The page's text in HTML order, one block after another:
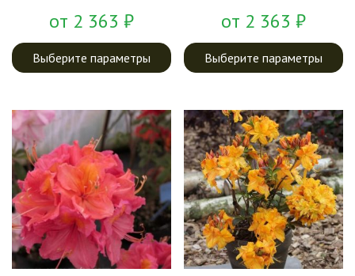
от 2 363 ₽
Выберите параметры
от 2 363₽
Выберите параметры